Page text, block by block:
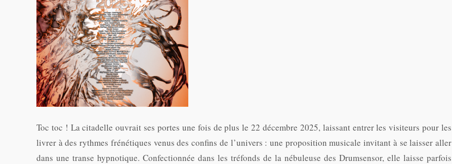
Toc toc ! La citadelle ouvrait ses portes une fois de plus le 22 décembre 2025, laissant entrer les visiteurs pour les
livrer à des rythmes frénétiques venus des confins de l’univers : une proposition musicale invitant à se laisser aller
dans une transe hypnotique. Confectionnée dans les tréfonds de la nébuleuse des Drumsensor, elle laisse parfois